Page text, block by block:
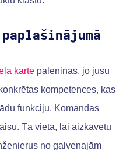
karte palēninās, jo jūsu
kompetences, kas
funkciju. Komandas
Tā vietā, lai aizkavētu
no galvenajām